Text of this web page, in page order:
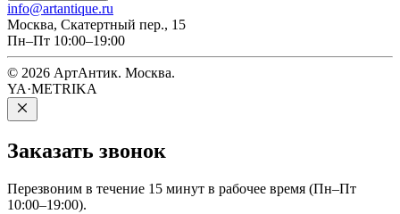
info@artantique.ru
Москва, Скатертный пер., 15
Пн–Пт 10:00–19:00
© 2026 АртАнтик. Москва.
YA·METRIKA
Заказать звонок
Перезвоним в течение 15 минут в рабочее время (Пн–Пт
10:00–19:00).